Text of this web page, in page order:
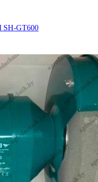
SH-GT600